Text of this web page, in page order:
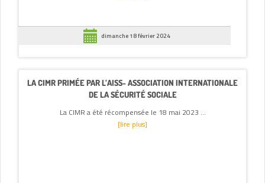
dimanche 18 février 2024
LA CIMR PRIMÉE PAR L’AISS- ASSOCIATION INTERNATIONALE
DE LA SÉCURITÉ SOCIALE
La CIMR a été récompensée le 18 mai 2023 ...
[lire plus]